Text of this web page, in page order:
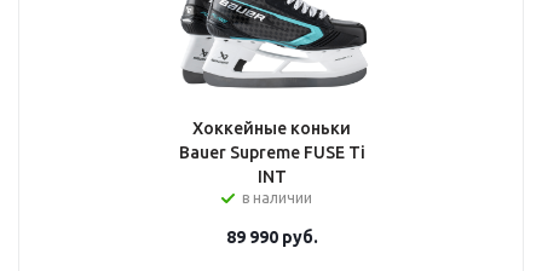
Хоккейные коньки
Bauer Supreme FUSE Ti
INT
в наличии
89 990руб.